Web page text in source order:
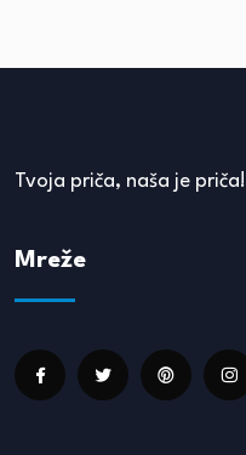
Tvoja priča, naša je priča!
Mreže